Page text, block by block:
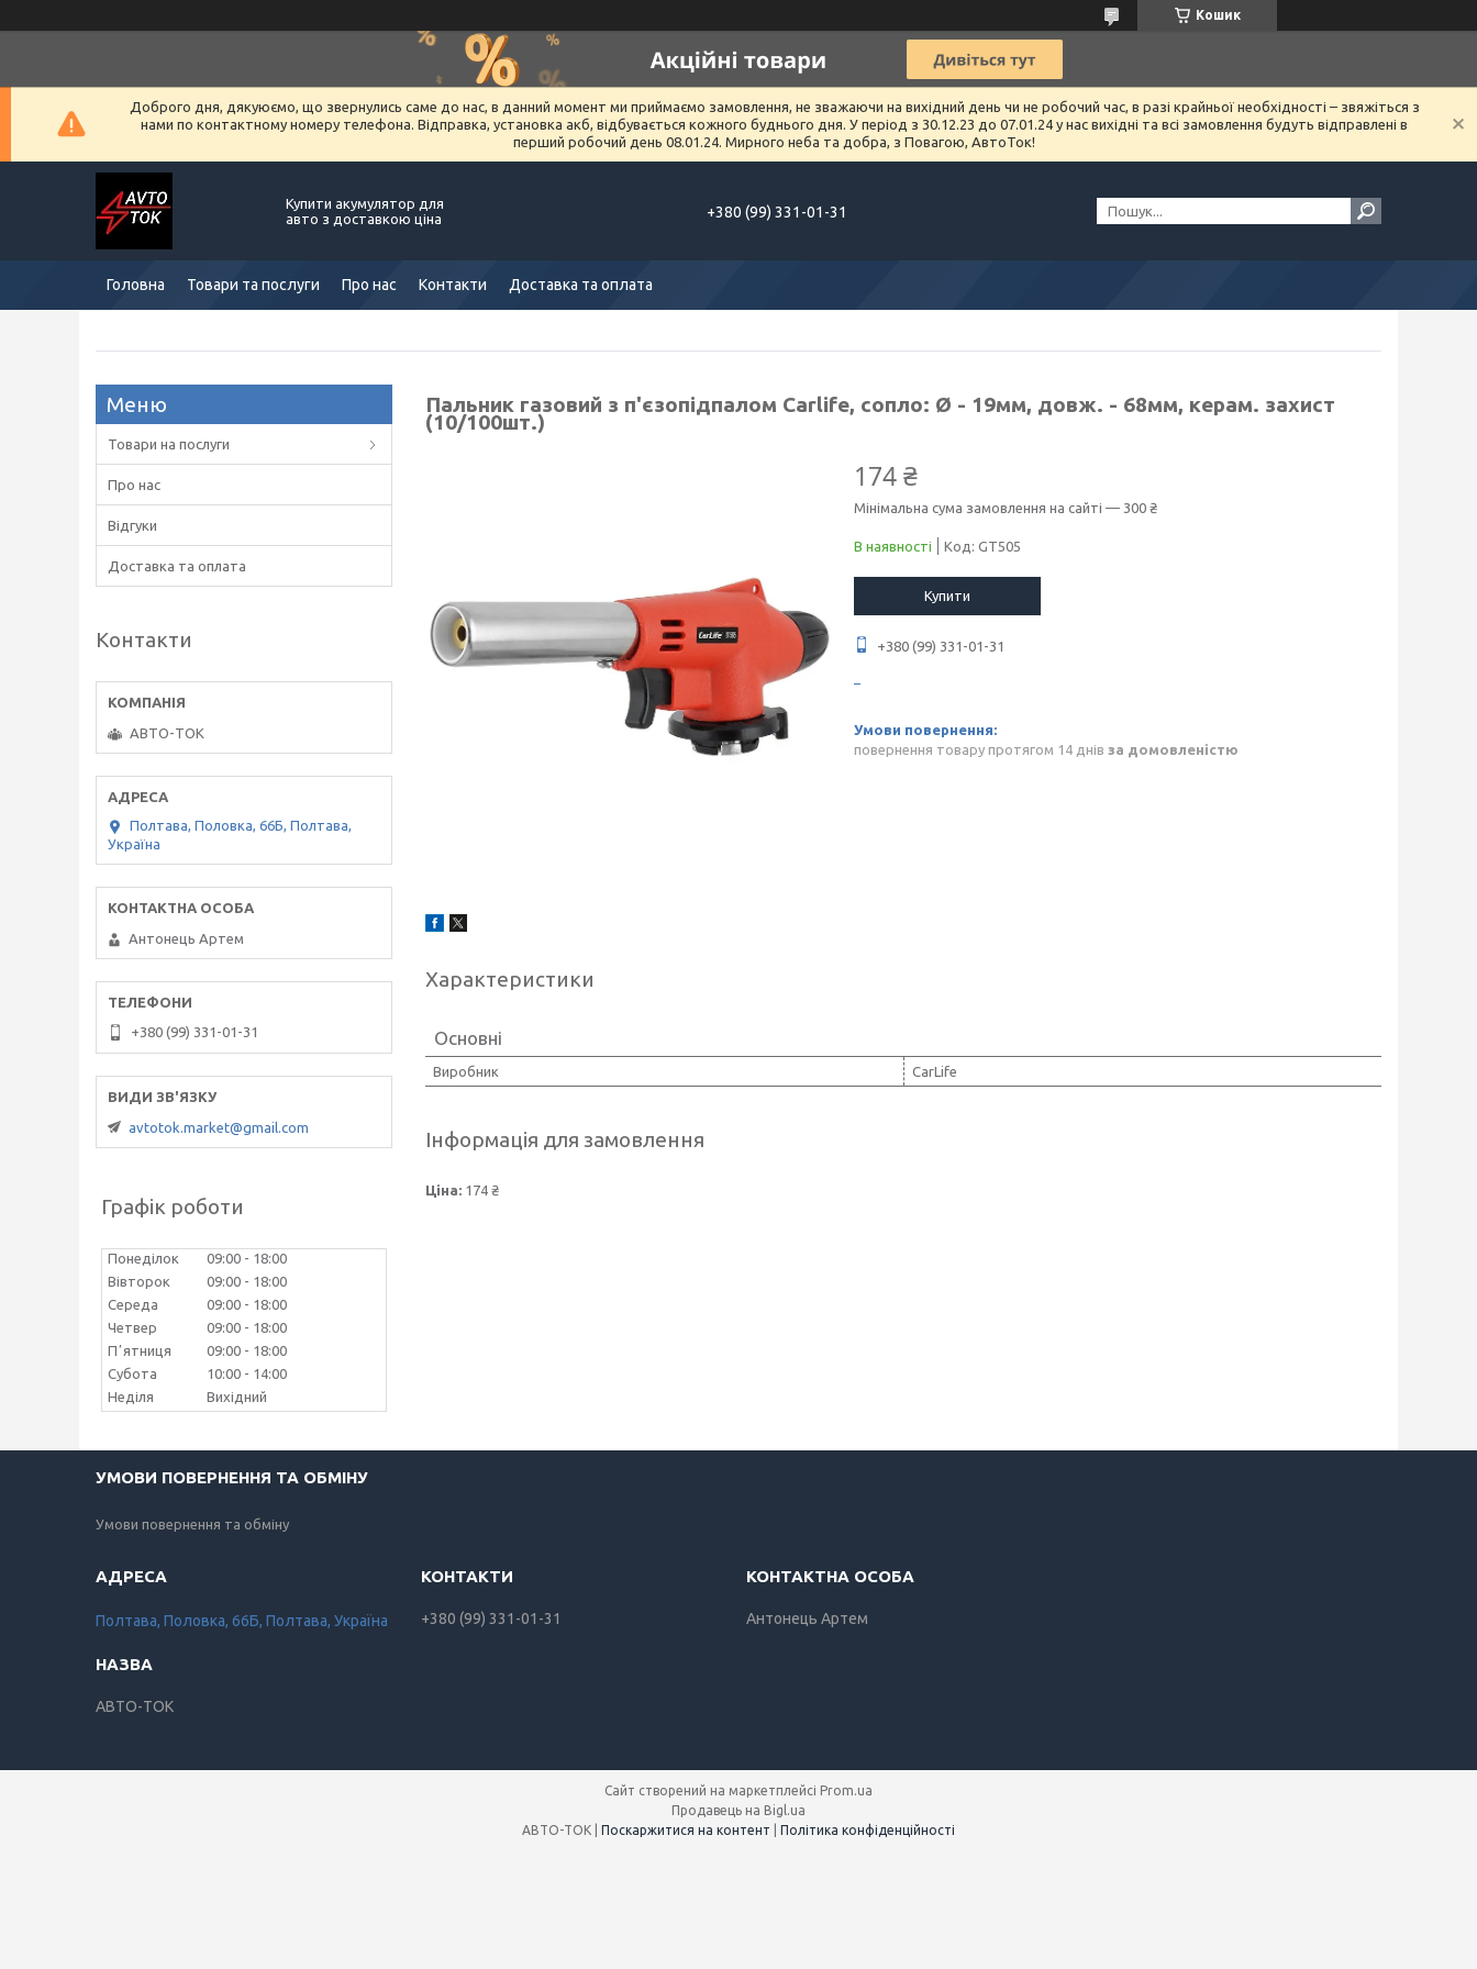
Кошик
Доброго дня, дякуюємо, що звернулись саме до нас, в данний момент ми приймаємо замовлення, не зважаючи на вихідний день чи не робочий час, в разі крайньої необхідності – звяжіться з
нами по контактному номеру телефона. Відправка, установка акб, відбувається кожного буднього дня. У період з 30.12.23 до 07.01.24 у нас вихідні та всі замовлення будуть відправлені в
перший робочий день 08.01.24. Мирного неба та добра, з Повагою, АвтоТок!
Купити акумулятор для
авто з доставкою ціна
+380 (99) 331-01-31
Головна Товари та послуги Про нас Контакти Доставка та оплата
Пальник газовий з п'єзопідпалом Carlife, сопло: Ø - 19мм, довж. - 68мм, керам. захист
(10/100шт.)
174 ₴
Мінімальна сума замовлення на сайті — 300 ₴
В наявності Код: GT505
Купити
+380 (99) 331-01-31
повернення товару протягом 14 днів за домовленістю
Характеристики
Основні
Виробник CarLife
Інформація для замовлення
Ціна: 174 ₴
Товари на послуги
Про нас
Відгуки
Доставка та оплата
Контакти
АВТО-ТОК
Полтава, Половка, 66Б, Полтава,
Україна
Антонець Артем
+380 (99) 331-01-31
avtotok.market@gmail.com
Графік роботи
Понеділок 09:00
18:00
Вівторок
09:00
18:00
Середа
09:00
18:00
Четвер
09:00
18:00
Пʼятниця
09:00
18:00
Субота
10:00
14:00
Неділя
Вихідний
УМОВИ ПОВЕРНЕННЯ ТА ОБМІНУ
Умови повернення та обміну
Полтава, Половка, 66Б, Полтава, Україна
АВТО-ТОК
+380 (99) 331-01-31 Антонець Артем
Сайт створений на маркетплейсі Prom.ua
Продавець на Bigl.ua
Поскаржитися на контент Політика конфіденційності